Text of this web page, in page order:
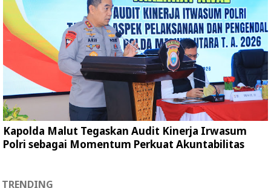
Kapolda Malut Tegaskan Audit Kinerja Irwasum
Polri sebagai Momentum Perkuat Akuntabilitas
TRENDING